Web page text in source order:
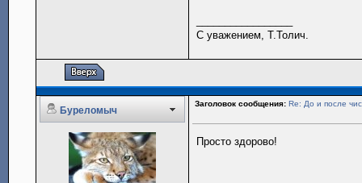
С уважением, Т.Толич.
Буреломыч
Заголовок сообщения: Re: До и после
Просто здорово!